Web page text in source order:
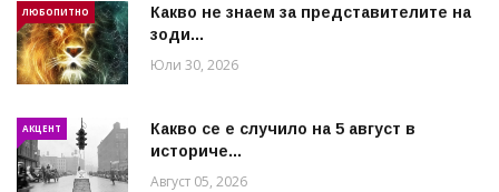
ЛЮБОПИТНО
Какво не знаем за представителите на
зоди...
Юли 30, 2026
АКЦЕНТ
Какво се е случило на 5 август в
историче...
Август 05, 2026